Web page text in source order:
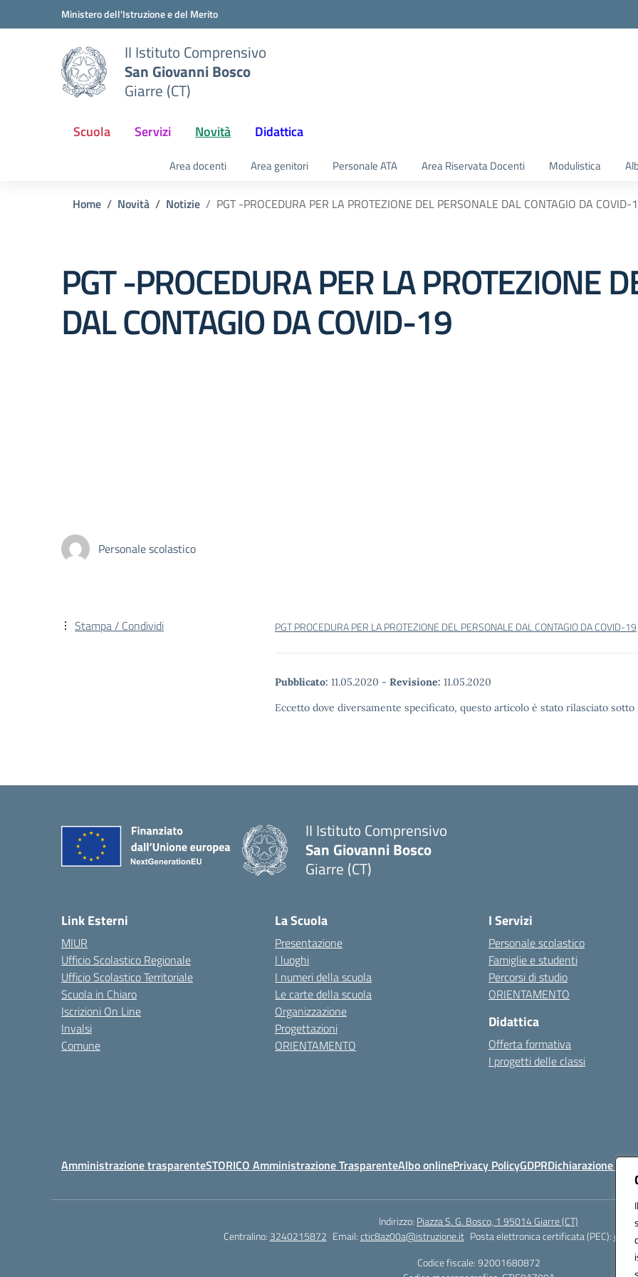
Vai ai contenuti
Vai al menu di navigazioneMinistero dell'Istruzione e del Merito
II Istituto Comprensivo
San Giovanni Bosco
Giarre (CT)
Scuola Servizi Novità Didattica
Area docenti Area genitori Personale ATA Area Riservata Docenti Modulistica
Home Novità Notizie PGT -PROCEDURA PER LA PROTEZIONE DEL PERSONALE DAL CONTAGIO DA COVID-
PGT -PROCEDURA PER LA PROTEZIONE
DAL CONTAGIO DA COVID-19
Personale scolastico
PGT PROCEDURA PER LA PROTEZIONE DEL PERSONALE DAL CONTAGIO DA COVID-19
Pubblicato: 11.05.2020 - Revisione: 11.05.2020
Eccetto dove diversamente specificato, questo articolo è stato rilasciato
Stampa / Condividi
II Istituto Comprensivo
San Giovanni Bosco
Giarre (CT)
Link Esterni
MIUR
Ufficio Scolastico Regionale
Ufficio Scolastico Territoriale
Scuola in Chiaro
Iscrizioni On Line
Invalsi
Comune
La Scuola
Presentazione
I luoghi
I numeri della scuola
Le carte della scuola
Organizzazione
Progettazioni
ORIENTAMENTO
I Servizi
Personale scolastico
Famiglie e studenti
Percorsi di studio
ORIENTAMENTO
Didattica
Offerta formativa
I progetti delle classi
Amministrazione trasparenteSTORICO Amministrazione TrasparenteAlbo onlinePrivacy PolicyGDPRDichiarazione di
Indirizzo: Piazza S. G. Bosco, 1 95014 Giarre (CT)
Centralino: 3240215872 Email:ctic8az00a@istruzione.it Posta elettronica certificata (PEC):
Codice fiscale: 92001680872